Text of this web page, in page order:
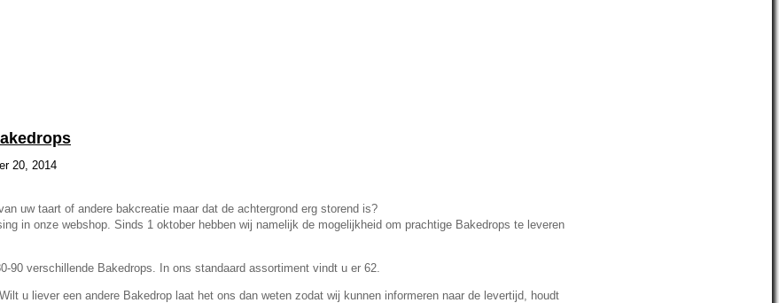
20, 2014
uw taart of andere bakcreatie maar dat de achtergrond erg storend is?
in onze webshop. Sinds 1 oktober hebben wij namelijk de mogelijkheid om prachtige Bakedrops te leveren
90 verschillende Bakedrops. In ons standaard assortiment vindt u er 62.
u liever een andere Bakedrop laat het ons dan weten zodat wij kunnen informeren naar de levertijd, houdt